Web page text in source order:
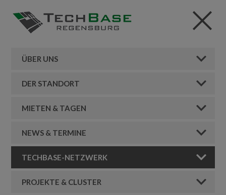
ÜBER UNS
DER STANDORT
MIETEN & TAGEN
NEWS & TERMINE
TECHBASE-NETZWERK
PROJEKTE & CLUSTER